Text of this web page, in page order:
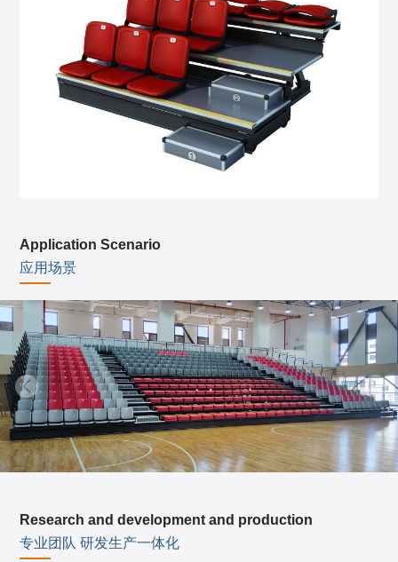
Application Scenario
应用场景
Research and development and production
专业团队 研发生产一体化